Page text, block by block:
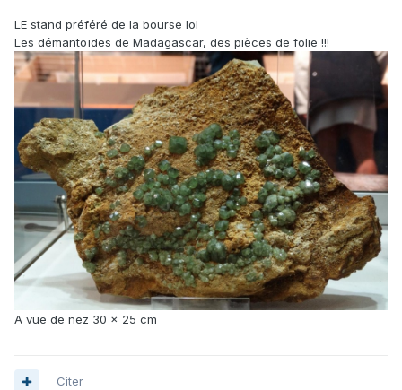
LE stand préféré de la bourse lol
Les démantoïdes de Madagascar, des pièces de folie !!!
A vue de nez 30 x 25 cm
Citer